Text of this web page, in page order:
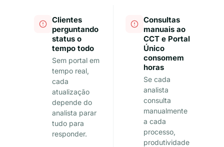
Clientes
perguntando
status o
tempo todo
Sem portal em
tempo real,
cada
atualização
depende do
analista parar
tudo para
responder.
Consultas
manuais ao
CCT e Portal
Único
consomem
horas
Se cada
analista
consulta
manualmente
a cada
processo,
produtividade